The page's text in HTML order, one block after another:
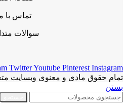
تماس با
سوالات
TwitterYoutube Pinterest Instagram
تمام حقوق مادی و معنوی وبسایت
بستن